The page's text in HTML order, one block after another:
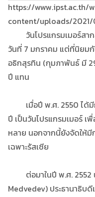
https://www.ipst.ac.th/
content/uploads/
วันโปรแกรมเมอร์สาก
วันที่ 7 มกราคม แต่ที่นิยม
อธิกสุรทิน (กุมภาพันธ์ มี
ปี แทน
เมื่อปี พ.ศ. 2550 ได้มี
ปี เป็นวันโปรแกรมเมอร์ เ
หลาย นอกจากนี้ยังจัดให้มี
เฉพาะรัสเซีย
ต่อมาในปี พ.ศ. 2552
Medvedev) ประธานาธิบ